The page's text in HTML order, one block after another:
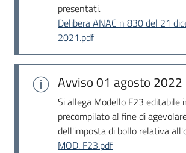
presentati.
Delibera ANAC n 830 del 21
2021.pdf
Avviso01 agosto 2022
Si allega Modello F23 editabile
precompilato al fine di
dell'imposta di bollo relativa
MOD. F23.pdf